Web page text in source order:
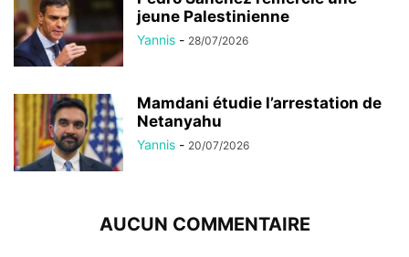
jeune Palestinienne
Yannis - 28/07/2026
Mamdani étudie l’arrestation de
Netanyahu
Yannis - 20/07/2026
AUCUN COMMENTAIRE